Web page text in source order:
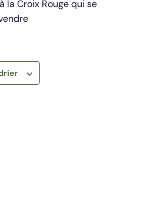
la Croix Rouge qui se